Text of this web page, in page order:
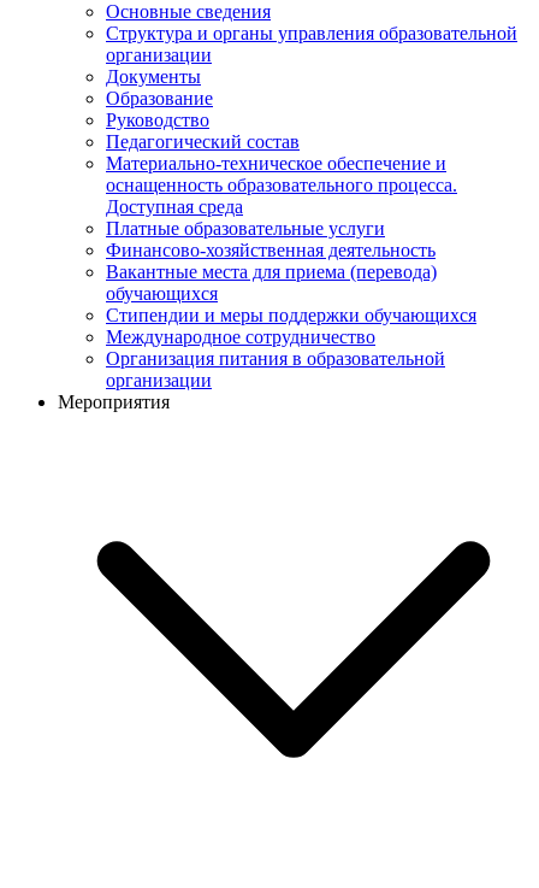
Основные сведения
Структура и органы управления образовательной
организации
Документы
Образование
Руководство
Педагогический состав
Материально-техническое обеспечение и
оснащенность образовательного процесса.
Доступная среда
Платные образовательные услуги
Финансово-хозяйственная деятельность
Вакантные места для приема (перевода)
обучающихся
Стипендии и меры поддержки обучающихся
Международное сотрудничество
Организация питания в образовательной
организации
Мероприятия